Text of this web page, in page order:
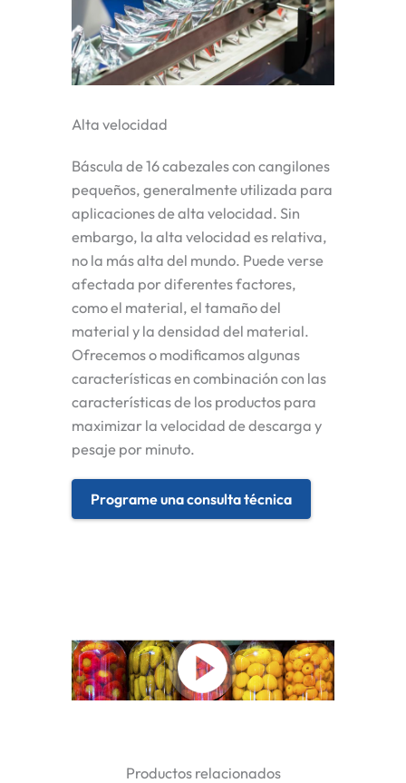
Alta velocidad
Báscula de 16 cabezales con cangilones
pequeños, generalmente utilizada para
aplicaciones de alta velocidad. Sin
embargo, la alta velocidad es relativa,
no la más alta del mundo. Puede verse
afectada por diferentes factores,
como el material, el tamaño del
material y la densidad del material.
Ofrecemos o modificamos algunas
características en combinación con las
características de los productos para
maximizar la velocidad de descarga y
pesaje por minuto.
Programe una consulta técnica
Productos relacionados